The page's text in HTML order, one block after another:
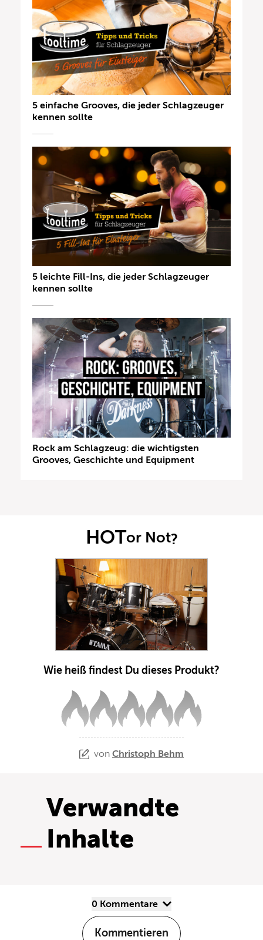
5 einfache Grooves, die jeder Schlagzeuger
kennen sollte
5 leichte Fill-Ins, die jeder Schlagzeuger
kennen sollte
Rock am Schlagzeug: die wichtigsten
Grooves, Geschichte und Equipment
HOTor Not?
Wie heiß findest Du dieses Produkt?
von Christoph Behm
Verwandte
Inhalte
0 Kommentare
Kommentieren